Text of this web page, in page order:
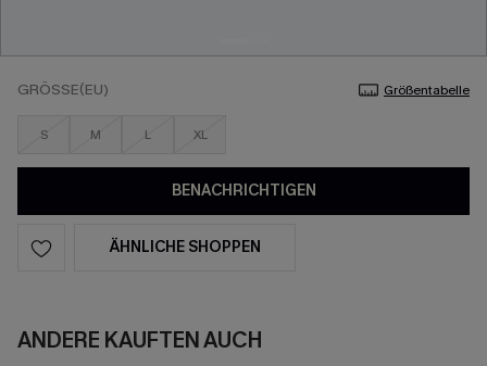
GRÖSSE(EU) Größentabelle
S M L XL
BENACHRICHTIGEN
ÄHNLICHE SHOPPEN
ANDERE KAUFTEN AUCH